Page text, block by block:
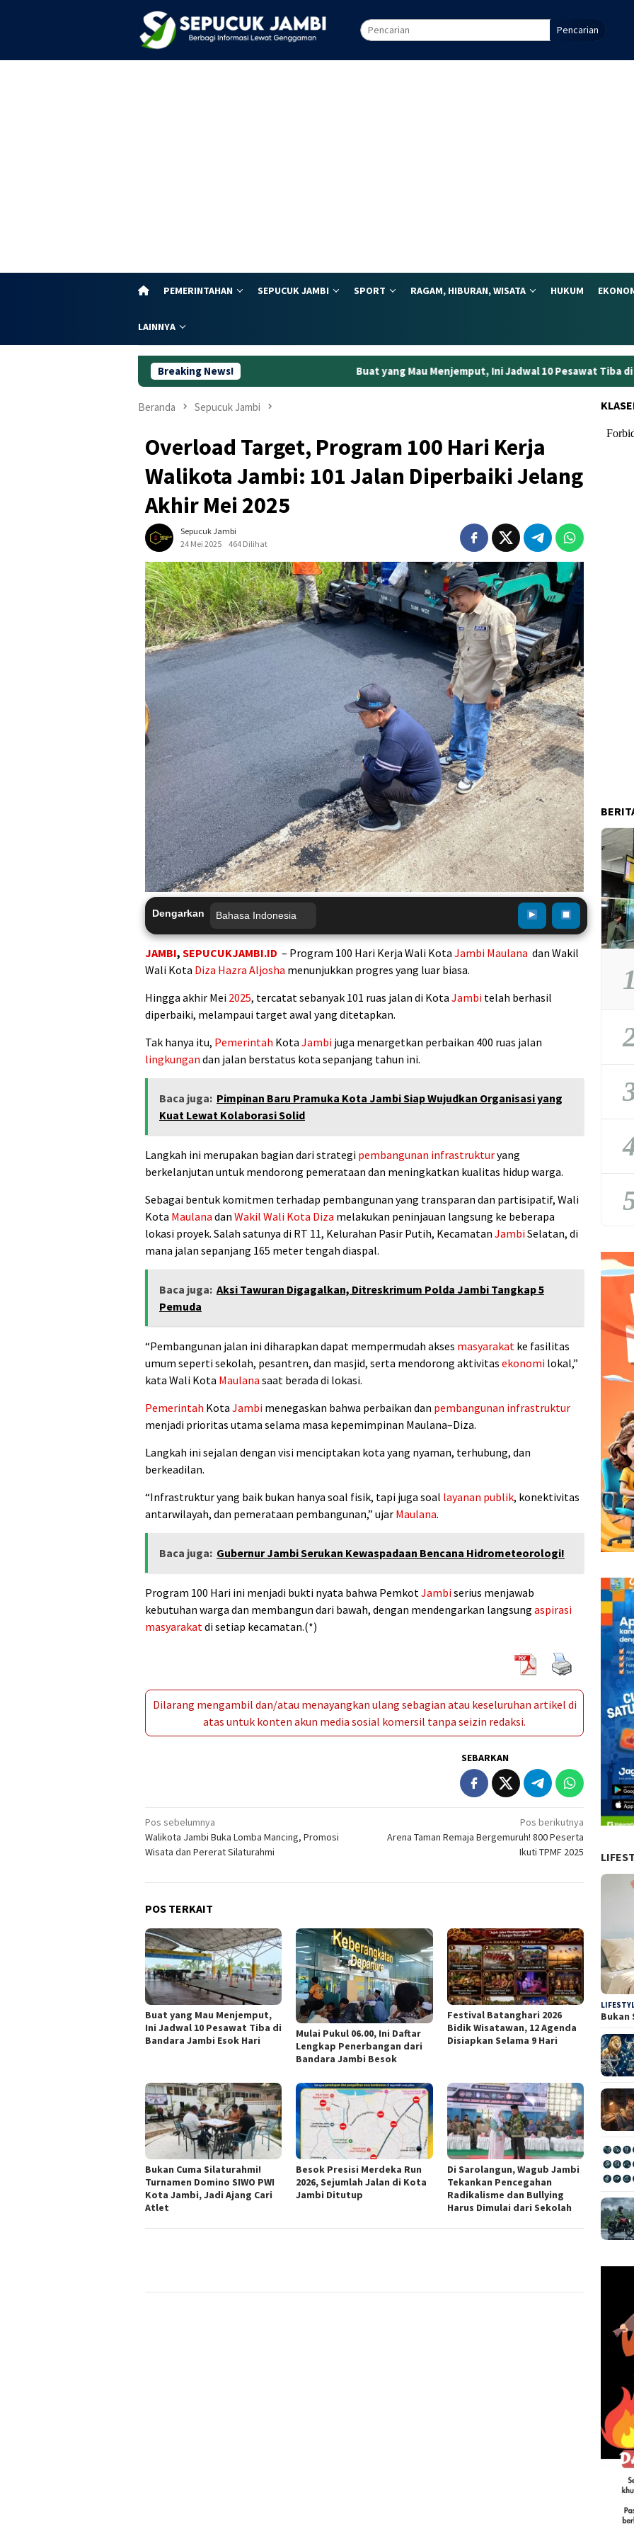
Pencarian
PEMERINTAHAN SEPUCUK JAMBI SPORT RAGAM, HIBURAN, WISATA HUKUM
LAINNYA
Breaking News! Buat yang Mau Menjemput, Ini Jadwal 10 Pesawat Tiba di Bandara Jambi Esok
Beranda Sepucuk Jambi
Overload Target, Program 100 Hari Kerja
Walikota Jambi: 101 Jalan Diperbaiki Jelang
Akhir Mei 2025
Sepucuk Jambi
24 Mei 2025
464 Dilihat
Dengarkan
JAMBI, SEPUCUKJAMBI.ID – Program 100 Hari Kerja Wali Kota Jambi Maulana dan Wakil
Wali Kota Diza Hazra Aljosha menunjukkan progres yang luar biasa.
Hingga akhir Mei 2025, tercatat sebanyak 101 ruas jalan di Kota Jambi telah berhasil
diperbaiki, melampaui target awal yang ditetapkan.
Tak hanya itu, Pemerintah Kota Jambi juga menargetkan perbaikan 400 ruas jalan
lingkungan dan jalan berstatus kota sepanjang tahun ini.
Baca juga: Pimpinan Baru Pramuka Kota Jambi Siap Wujudkan Organisasi yang
Kuat Lewat Kolaborasi Solid
Langkah ini merupakan bagian dari strategi pembangunan infrastrukturyang
berkelanjutan untuk mendorong pemerataan dan meningkatkan kualitas hidup warga.
Sebagai bentuk komitmen terhadap pembangunan yang transparan dan partisipatif, Wali
Kota Maulana dan Wakil Wali Kota Diza melakukan peninjauan langsung ke beberapa
lokasi proyek. Salah satunya di RT 11, Kelurahan Pasir Putih, Kecamatan JambiSelatan, di
mana jalan sepanjang 165 meter tengah diaspal.
Baca juga: Aksi Tawuran Digagalkan, Ditreskrimum Polda Jambi Tangkap 5
Pemuda
“Pembangunan jalan ini diharapkan dapat mempermudah akses masyarakat ke fasilitas
umum seperti sekolah, pesantren, dan masjid, serta mendorong aktivitas ekonomi lokal,”
kata Wali Kota Maulana saat berada di lokasi.
Pemerintah Kota Jambi menegaskan bahwa perbaikan dan pembangunan infrastruktur
menjadi prioritas utama selama masa kepemimpinan Maulana–Diza.
Langkah ini sejalan dengan visi menciptakan kota yang nyaman, terhubung, dan
berkeadilan.
“Infrastruktur yang baik bukan hanya soal fisik, tapi juga soal layanan publik, konektivitas
antarwilayah, dan pemerataan pembangunan,” ujar Maulana.
Baca juga: Gubernur Jambi Serukan Kewaspadaan Bencana Hidrometeorologi!
Program 100 Hari ini menjadi bukti nyata bahwa Pemkot Jambiserius menjawab
kebutuhan warga dan membangun dari bawah, dengan mendengarkan langsung aspirasi
masyarakat di setiap kecamatan.(*)
Dilarang mengambil dan/atau menayangkan ulang sebagian atau keseluruhan artikel di
atas untuk konten akun media sosial komersil tanpa seizin redaksi.
SEBARKAN
Navigasi
pos
Pos sebelumnya
Walikota Jambi Buka Lomba Mancing, Promosi
Wisata dan Pererat Silaturahmi
Pos berikutnya
Arena Taman Remaja Bergemuruh! 800 Peserta
Ikuti TPMF 2025
POS TERKAIT
Buat yang Mau Menjemput,
Ini Jadwal 10 Pesawat Tiba di
Bandara Jambi Esok Hari
Mulai Pukul 06.00, Ini Daftar
Lengkap Penerbangan dari
Bandara Jambi Besok
Festival Batanghari 2026
Bidik Wisatawan, 12 Agenda
Disiapkan Selama 9 Hari
Bukan Cuma Silaturahmi!
Turnamen Domino SIWO PWI
Kota Jambi, Jadi Ajang Cari
Atlet
Besok Presisi Merdeka Run
2026, Sejumlah Jalan di Kota
Jambi Ditutup
Di Sarolangun, Wagub Jambi
Tekankan Pencegahan
Radikalisme dan Bullying
Harus Dimulai dari Sekolah
1
2
3
4
5
Bukan